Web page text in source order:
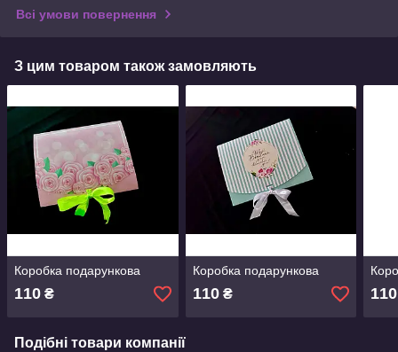
Всі умови повернення
З цим товаром також замовляють
Коробка подарункова
110 ₴
Коробка подарункова
110₴ 110
Подібні товари компанії